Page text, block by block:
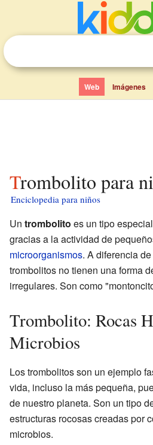
Web Imágenes
Trombolito para
Enciclopedia para niños
Un trombolito es un tipo
gracias a la actividad de
microorganismos. A diferencia
trombolitos no tienen una forma
irregulares. Son como
Trombolito: Rocas
Microbios
Los trombolitos son un ejemplo
vida, incluso la más pequeña,
de nuestro planeta. Son un tipo
estructuras rocosas creadas por
microbios.